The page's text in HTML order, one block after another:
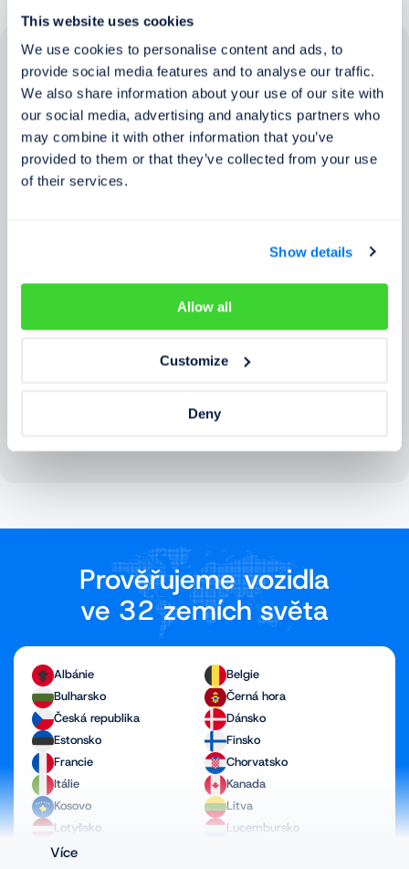
This website uses cookies
We use cookies to personalise content and ads, to
provide social media features and to analyse our traffic.
We also share information about your use of our site with
our social media, advertising and analytics partners who
may combine it with other information that you’ve
provided to them or that they’ve collected from your use
of their services.
Show details
Allow all
Customize
Deny
Zkušenosti zákazníků
Zjistěte, co o našem prověření říkají lidé
Prověřujeme vozidla
ve 32 zemích světa
Albánie
Belgie
Bulharsko
Černá hora
Česká republika
Dánsko
Estonsko
Finsko
Francie
Chorvatsko
Itálie
Kanada
Kosovo
Litva
Lotyšsko
Lucembursko
Maďarsko
Více